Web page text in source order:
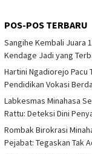
POS-POS TERBARU
Sangihe Kembali Juara
Kendage Jadi yang
Hartini Ngadiorejo Pacu
Pendidikan Vokasi
Labkesmas Minahasa
Rattu: Deteksi Dini
Rombak Birokrasi
Pejabat: Tegaskan Tak